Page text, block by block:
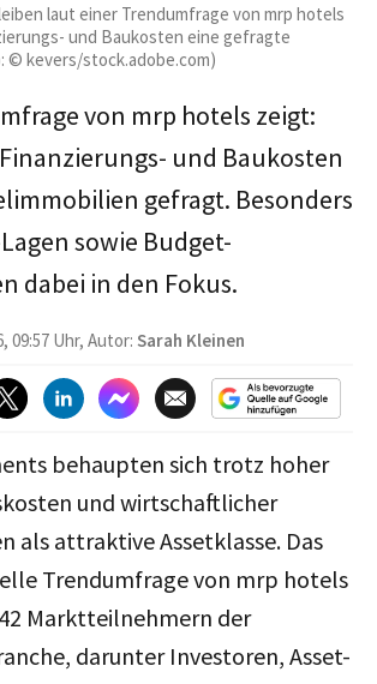
laut einer Trendumfrage von mrp hotels
und Baukosten eine gefragte
© kevers/stock.adobe.com)
von mrp hotels zeigt:
und Baukosten
gefragt. Besonders
sowie Budget-
dabei in den Fokus.
09:57 Uhr, Autor: Sarah Kleinen
behaupten sich trotz hoher
und wirtschaftlicher
als attraktive Assetklasse. Das
Trendumfrage von mrp hotels
Marktteilnehmern der
darunter Investoren, Asset-